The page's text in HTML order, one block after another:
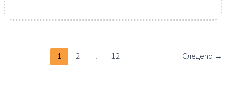
1 2 … 12 Следећа →